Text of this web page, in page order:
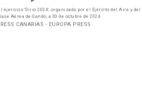
ejercicio 'Sirio 2024', organizado por el Ejército del Aire y del
Aérea de Gando, a 30 de octubre de 2024
CANARIAS - EUROPA PRESS